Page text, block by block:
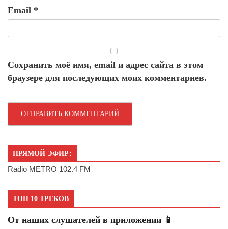
Email *
Сохранить моё имя, email и адрес сайта в этом
браузере для последующих моих комментариев.
ПРЯМОЙ ЭФИР:
Radio METRO 102.4 FM
ТОП 10 ТРЕКОВ
От наших слушателей в приложении 📱